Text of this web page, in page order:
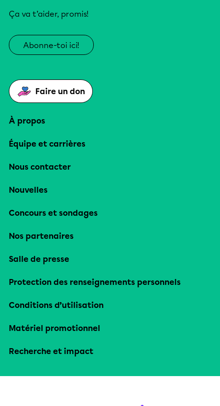
Ça va t’aider, promis!
Abonne-toi ici!
Faire un don
À propos
Équipe et carrières
Nous contacter
Nouvelles
Concours et sondages
Nos partenaires
Salle de presse
Protection des renseignements personnels
Conditions d’utilisation
Matériel promotionnel
Recherche et impact